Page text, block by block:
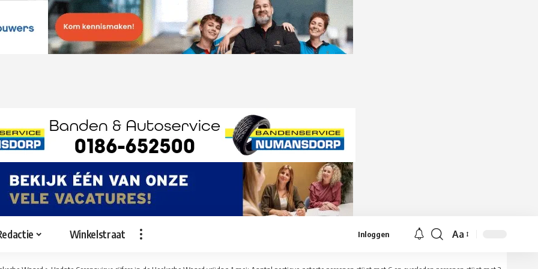
Winkelstraat Inloggen
Lettergrootte
Aa